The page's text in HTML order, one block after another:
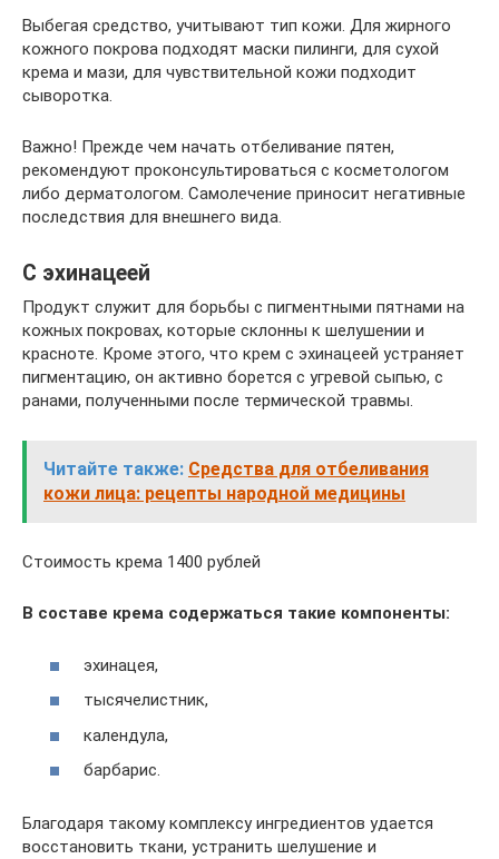
Выбегая средство, учитывают тип кожи. Для жирного
кожного покрова подходят маски пилинги, для сухой
крема и мази, для чувствительной кожи подходит
сыворотка.
Важно! Прежде чем начать отбеливание пятен,
рекомендуют проконсультироваться с косметологом
либо дерматологом. Самолечение приносит негативные
последствия для внешнего вида.
С эхинацеей
Продукт служит для борьбы с пигментными пятнами на
кожных покровах, которые склонны к шелушении и
красноте. Кроме этого, что крем с эхинацеей устраняет
пигментацию, он активно борется с угревой сыпью, с
ранами, полученными после термической травмы.
Читайте также: Средства для отбеливания
кожи лица: рецепты народной медицины
Стоимость крема 1400 рублей
В составе крема содержаться такие компоненты:
эхинацея,
тысячелистник,
календула,
барбарис.
Благодаря такому комплексу ингредиентов удается
восстановить ткани, устранить шелушение и